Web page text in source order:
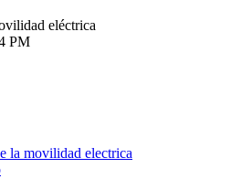
eléctrica
PM
la movilidad electrica